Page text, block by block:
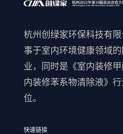
杭州创绿家环保科技有
事于室内环境健康领域
业，同时是《室内装修
内装修苯系物清除液》
位。
快速链接